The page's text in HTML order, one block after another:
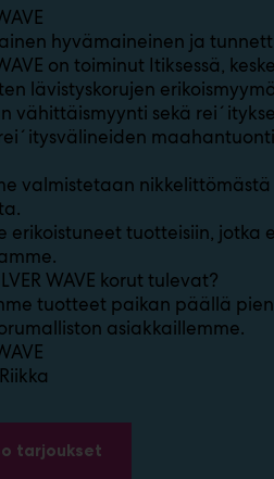
hyvämaineinen ja
on toiminut Itiksessä,
lävistyskorujen
vähittäismyynti sekä
valmistetaan
erikoistuneet tuotteisiin, jotka
WAVE korut tulevat?
tuotteet paikan päällä
asiakkaillemme.
tarjoukset